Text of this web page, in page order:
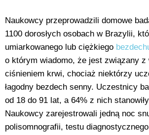
Naukowcy przeprowadzili domowe
1100 dorosłych osobach w Brazylii,
umiarkowanego lub ciężkiego
o którym wiadomo, że jest związany z
ciśnieniem krwi, chociaż niektórzy
łagodny bezdech senny. Uczestnicy
od 18 do 91 lat, a 64% z nich
Naukowcy zarejestrowali jedną noc
polisomnografii, testu